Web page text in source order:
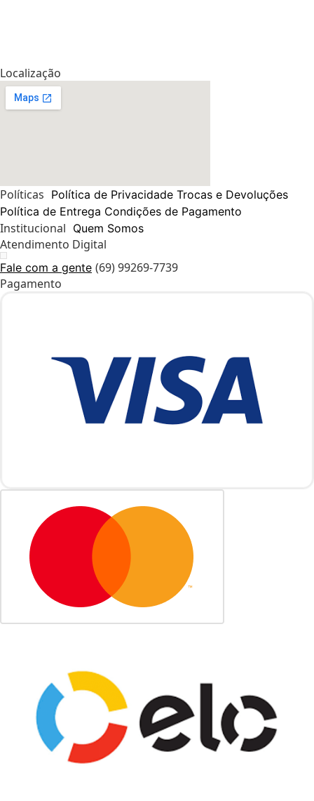
Localização
Políticas Política de Privacidade Trocas e Devoluções
Política de Entrega Condições de Pagamento
Institucional Quem Somos
Atendimento Digital
Fale com a gente (69) 99269-7739
Pagamento